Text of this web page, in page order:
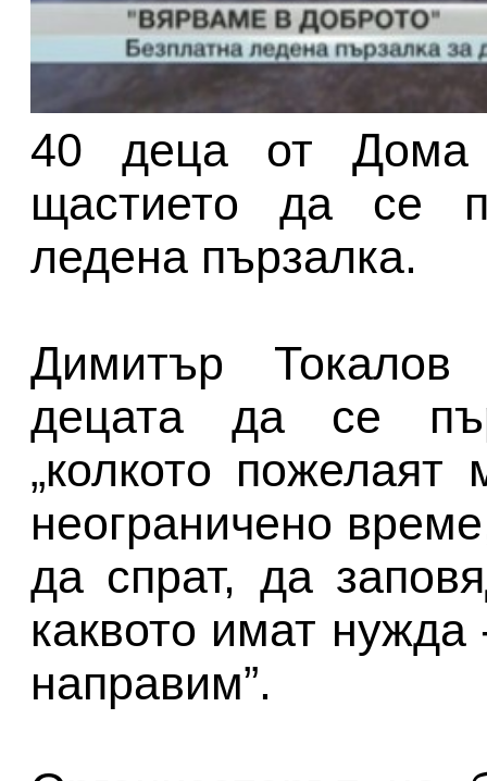
40 деца от Дома
щастието да се
ледена пързалка.
Димитър
децата да се
„колкото
неограничено
да спрат, да
каквото имат
направим”.